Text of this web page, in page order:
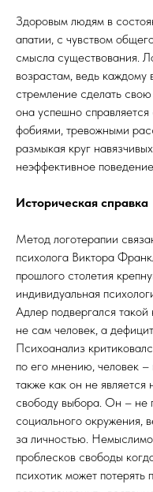
Здоровым людям в
апатии, с чувством
смысла существования.
возрастам, ведь
стремление сделать
она успешно
фобиями, тревожными
размыкая круг
неэффективное
Историческая справка
Метод логотерапии
психолога Виктора
прошлого столетия
индивидуальная
Адлер подвергался такой
не сам человек, а
Психоанализ
по его мнению, человек –
также как он не
свободу выбора. Он – не
социального окружения,
за личностью.
проблесков свободы
психотик может потерять